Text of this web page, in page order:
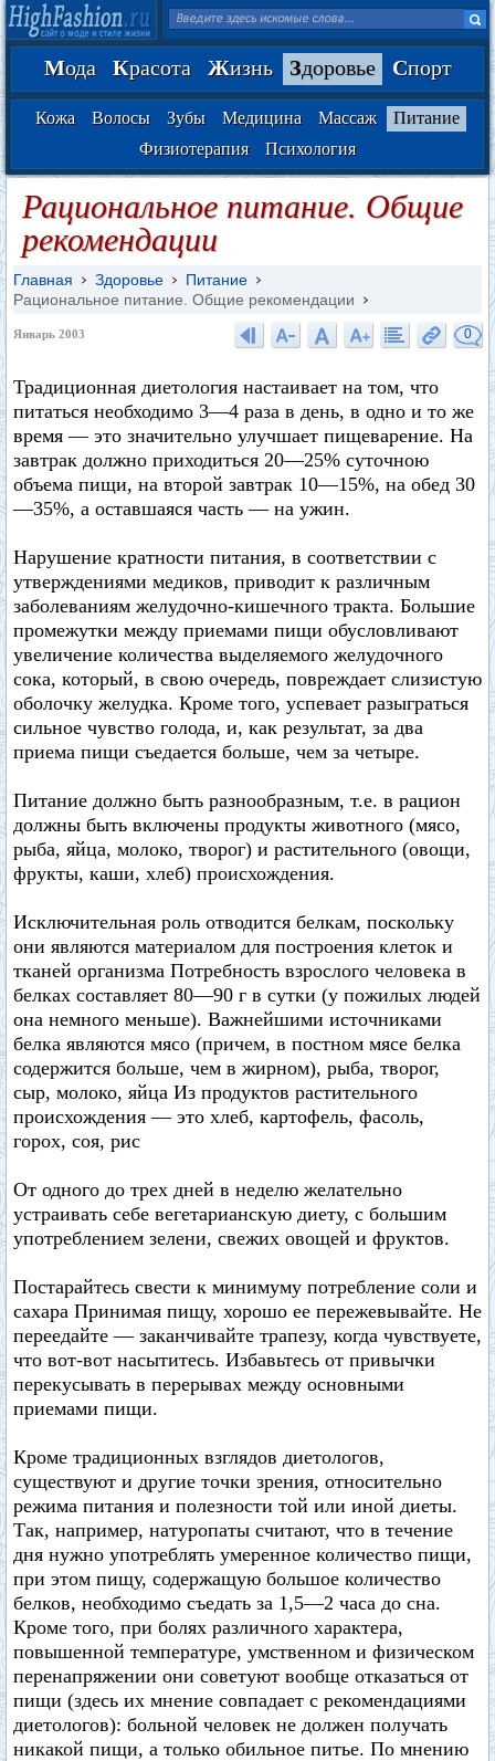
Мода Красота Жизнь Здоровье Спорт
Кожа Волосы Зубы Медицина Массаж
Питание
Физиотерапия
Психология
Рациональное питание. Общие
рекомендации
Главная Здоровье
Питание
Рациональное питание. Общие рекомендации
Январь 2003 0
Традиционная диетология настаивает на том, что
питаться необходимо 3—4 раза в день, в одно и то же
время — это значительно улучшает пищеварение. На
завтрак должно приходиться 20—25% суточною
объема пищи, на второй завтрак 10—15%, на обед 30
—35%, а оставшаяся часть — на ужин.
Нарушение кратности питания, в соответствии с
утверждениями медиков, приводит к различным
заболеваниям желудочно-кишечного тракта. Большие
промежутки между приемами пищи обусловливают
увеличение количества выделяемого желудочного
сока, который, в свою очередь, повреждает слизистую
оболочку желудка. Кроме того, успевает разыграться
сильное чувство голода, и, как результат, за два
приема пищи съедается больше, чем за четыре.
Питание должно быть разнообразным, т.е. в рацион
должны быть включены продукты животного (мясо,
рыба, яйца, молоко, творог) и растительного (овощи,
фрукты, каши, хлеб) происхождения.
Исключительная роль отводится белкам, поскольку
они являются материалом для построения клеток и
тканей организма Потребность взрослого человека в
белках составляет 80—90 г в сутки (у пожилых людей
она немного меньше). Важнейшими источниками
белка являются мясо (причем, в постном мясе белка
содержится больше, чем в жирном), рыба, творог,
сыр, молоко, яйца Из продуктов растительного
происхождения — это хлеб, картофель, фасоль,
горох, соя, рис
От одного до трех дней в неделю желательно
устраивать себе вегетарианскую диету, с большим
употреблением зелени, свежих овощей и фруктов.
Постарайтесь свести к минимуму потребление соли и
сахара Принимая пищу, хорошо ее пережевывайте. Не
переедайте — заканчивайте трапезу, когда чувствуете,
что вот-вот насытитесь. Избавьтесь от привычки
перекусывать в перерывах между основными
приемами пищи.
Кроме традиционных взглядов диетологов,
существуют и другие точки зрения, относительно
режима питания и полезности той или иной диеты.
Так, например, натуропаты считают, что в течение
дня нужно употреблять умеренное количество пищи,
при этом пищу, содержащую большое количество
белков, необходимо съедать за 1,5—2 часа до сна.
Кроме того, при болях различного характера,
повышенной температуре, умственном и физическом
перенапряжении они советуют вообще отказаться от
пищи (здесь их мнение совпадает с рекомендациями
диетологов): больной человек не должен получать
никакой пищи, а только обильное питье. По мнению